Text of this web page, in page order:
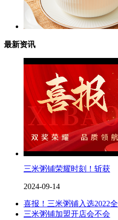
最新资讯
三米粥铺荣耀时刻！斩获
2024-09-14
喜报！三米粥铺入选2022全
三米粥铺加盟开店会不会